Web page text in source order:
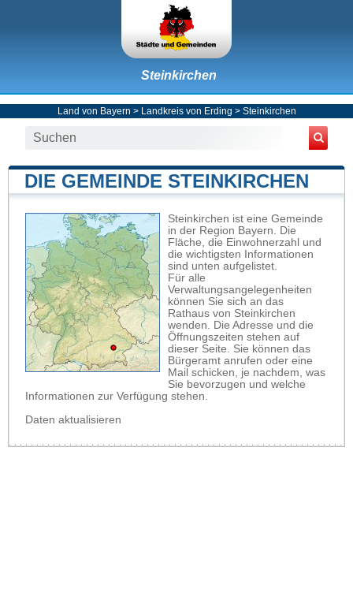
Steinkirchen
Land von Bayern > Landkreis von Erding > Steinkirchen
DIE GEMEINDE STEINKIRCHEN
Steinkirchen ist eine Gemeinde
in der Region Bayern. Die
Fläche, die Einwohnerzahl und
die wichtigsten Informationen
sind unten aufgelistet.
Für alle
Verwaltungsangelegenheiten
können Sie sich an das
Rathaus von Steinkirchen
wenden. Die Adresse und die
Öffnungszeiten stehen auf
dieser Seite. Sie können das
Bürgeramt anrufen oder eine
Mail schicken, je nachdem, was
Sie bevorzugen und welche
Informationen zur Verfügung stehen.
Daten aktualisieren